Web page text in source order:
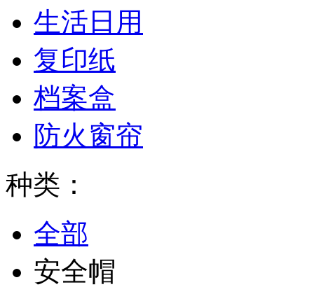
生活日用
复印纸
档案盒
防火窗帘
种类：
全部
安全帽